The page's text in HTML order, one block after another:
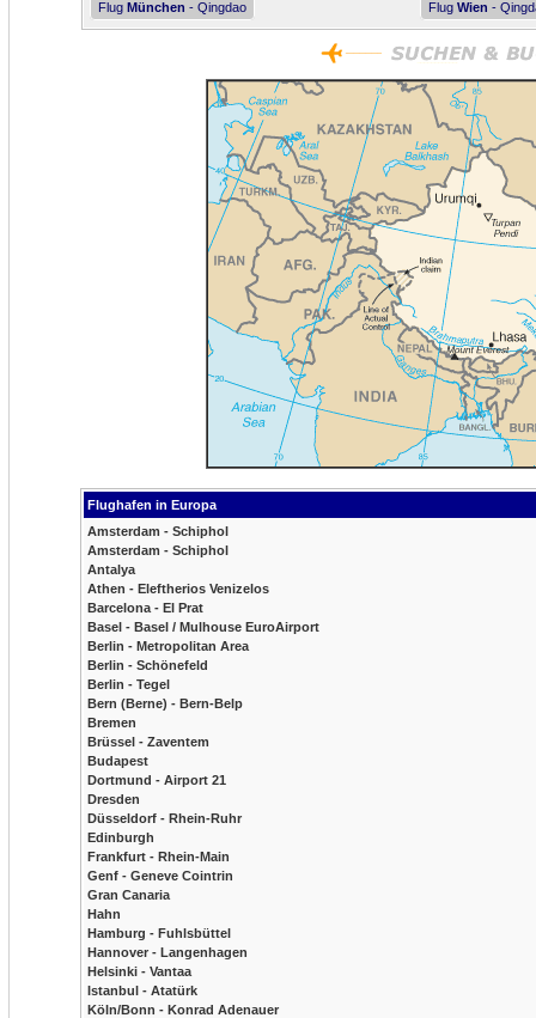
Flug München - Qingdao Flug Wien -
Flughafen in Europa
Amsterdam - Schiphol
Amsterdam - Schiphol
Antalya
Athen - Eleftherios Venizelos
Barcelona - El Prat
Basel - Basel / Mulhouse EuroAirport
Berlin - Metropolitan Area
Berlin - Schönefeld
Berlin - Tegel
Bern (Berne) - Bern-Belp
Bremen
Brüssel - Zaventem
Budapest
Dortmund - Airport 21
Dresden
Düsseldorf - Rhein-Ruhr
Edinburgh
Frankfurt - Rhein-Main
Genf - Geneve Cointrin
Gran Canaria
Hahn
Hamburg - Fuhlsbüttel
Hannover - Langenhagen
Helsinki - Vantaa
Istanbul - Atatürk
Köln/Bonn - Konrad Adenauer